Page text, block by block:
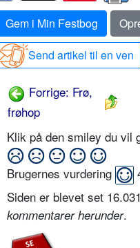
Gem i Min Festbog
Send artikel til en ven
Forrige: Frø,
frøhop
Klik på den smiley du vil
Brugernes vurdering
Siden er blevet set
kommentarer herunder.